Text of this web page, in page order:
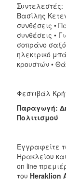
Βασίλης
συνθέσεις •
συνθέσεις •
σοπράνο
ηλεκτρικό
κρουστών •
Φεστιβάλ
Παραγωγή:
Πολιτισμού
Εγγραφείτε
Ηρακλείου
on line
του Heraklion